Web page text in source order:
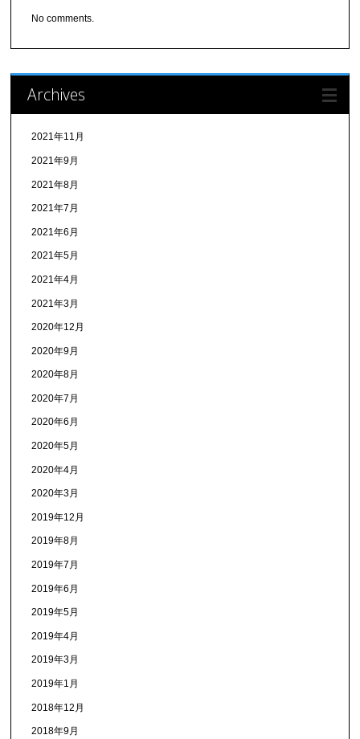
No comments.
Archives
2021年11月
2021年9月
2021年8月
2021年7月
2021年6月
2021年5月
2021年4月
2021年3月
2020年12月
2020年9月
2020年8月
2020年7月
2020年6月
2020年5月
2020年4月
2020年3月
2019年12月
2019年8月
2019年7月
2019年6月
2019年5月
2019年4月
2019年3月
2019年1月
2018年12月
2018年9月